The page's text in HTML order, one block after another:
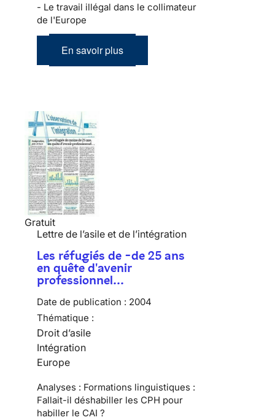
- Le travail illégal dans le collimateur
de l'Europe
En savoir plus
Gratuit
Lettre de l’asile et de l’intégration
Les réfugiés de -de 25 ans
en quête d'avenir
professionnel…
Date de publication : 2004
Thématique :
Droit d’asile
Intégration
Europe
Analyses : Formations linguistiques :
Fallait-il déshabiller les CPH pour
habiller le CAI ?